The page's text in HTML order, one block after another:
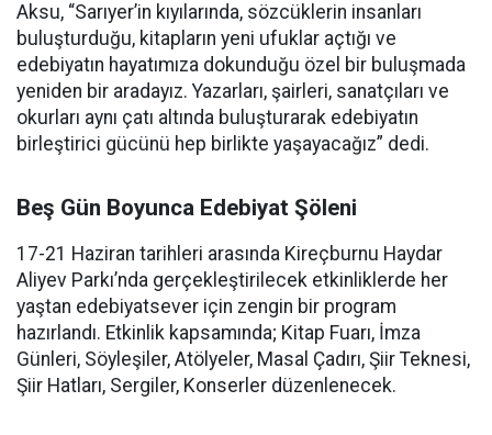
Aksu, “Sarıyer’in kıyılarında, sözcüklerin insanları
buluşturduğu, kitapların yeni ufuklar açtığı ve
edebiyatın hayatımıza dokunduğu özel bir buluşmada
yeniden bir aradayız. Yazarları, şairleri, sanatçıları ve
okurları aynı çatı altında buluşturarak edebiyatın
birleştirici gücünü hep birlikte yaşayacağız” dedi.
Beş Gün Boyunca Edebiyat Şöleni
17-21 Haziran tarihleri arasında Kireçburnu Haydar
Aliyev Parkı’nda gerçekleştirilecek etkinliklerde her
yaştan edebiyatsever için zengin bir program
hazırlandı. Etkinlik kapsamında; Kitap Fuarı, İmza
Günleri, Söyleşiler, Atölyeler, Masal Çadırı, Şiir Teknesi,
Şiir Hatları, Sergiler, Konserler düzenlenecek.